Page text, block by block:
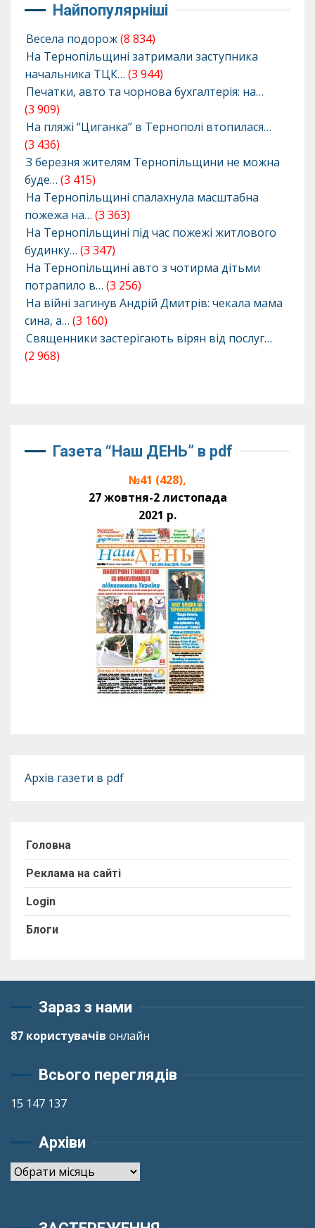
Найпопулярніші
Весела подорож(8 834)
На Тернопільщині затримали заступника
начальника ТЦК… (3 944)
Печатки, авто та чорнова бухгалтерія: на…
(3 909)
На пляжі “Циганка” в Тернополі втопилася…
(3 436)
З березня жителям Тернопільщини не можна
буде… (3 415)
На Тернопільщині спалахнула масштабна
пожежа на… (3 363)
На Тернопільщині під час пожежі житлового
будинку… (3 347)
На Тернопільщині авто з чотирма дітьми
потрапило в… (3 256)
На війні загинув Андрій Дмитрів: чекала мама
сина, а… (3 160)
Священники застерігають вірян від послуг…
(2 968)
Газета “Наш ДЕНЬ” в pdf
№41 (428),
27 жовтня-2 листопада
2021 р.
Архів газети в pdf
Головна
Реклама на сайті
Login
Блоги
Зараз з нами
87 користувачів онлайн
Всього переглядів
15 147 137
Архіви
Архіви